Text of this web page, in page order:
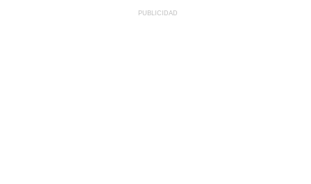
PUBLICIDAD